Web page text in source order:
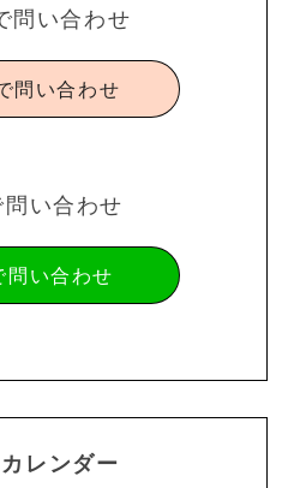
問い合わせ
問い合わせ
い合わせ
い合わせ
レンダー